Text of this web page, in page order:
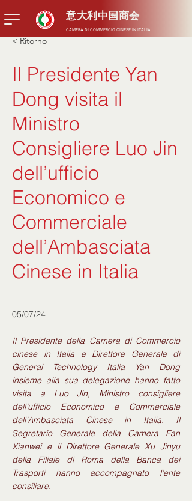
意大利中国商会
CAMERA DI COMMERCIO CINESE IN ITALIA
< Ritorno
Il Presidente Yan
Dong visita il
Ministro
Consigliere Luo Jin
dell’ufficio
Economico e
Commerciale
dell’Ambasciata
Cinese in Italia
05/07/24
Il Presidente della Camera di Commercio
cinese in Italia e Direttore Generale di
General Technology Italia Yan Dong
insieme alla sua delegazione hanno fatto
visita a Luo Jin, Ministro consigliere
dell’ufficio Economico e Commerciale
dell’Ambasciata Cinese in Italia. Il
Segretario Generale della Camera Fan
Xianwei e il Direttore Generale Xu Jinyu
della Filiale di Roma della Banca dei
Trasporti hanno accompagnato l’ente
consiliare.